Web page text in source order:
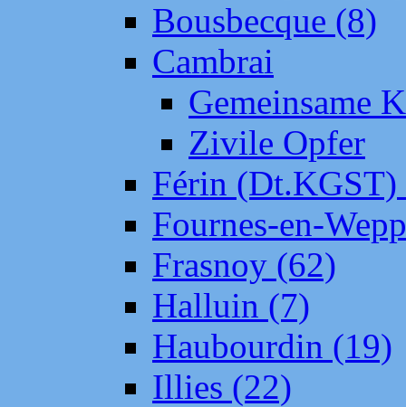
Bousbecque (8)
Cambrai
Gemeinsame
Zivile Opfer
Férin (Dt.KGST)
Fournes-en-
Frasnoy (62)
Halluin (7)
Haubourdin (19)
Illies (22)